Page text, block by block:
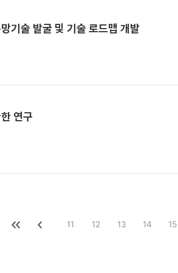
기술 발굴 및 기술 로드맵 개발
연구
11 12 13 14 15